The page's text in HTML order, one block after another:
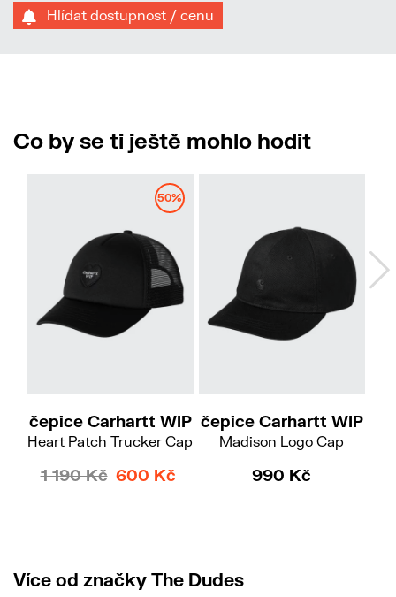
Hlídat dostupnost / cenu
Co by se ti ještě mohlo hodit
50%
čepice Carhartt WIP
Heart Patch Trucker Cap
1 190 Kč 600 Kč
čepice Carhartt WIP
Madison Logo Cap
990 Kč
Více od značky The Dudes